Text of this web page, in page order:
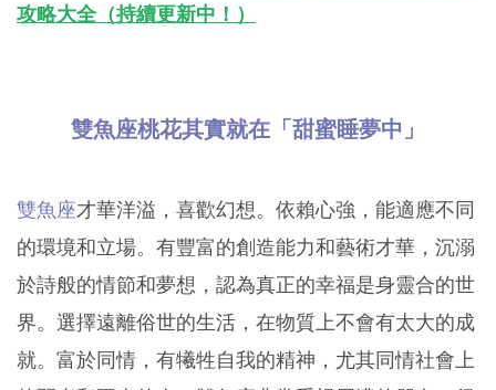
攻略大全（持續更新中！）
雙魚座桃花其實就在「甜蜜睡夢中」
雙魚座才華洋溢，喜歡幻想。依賴心強，能適應不同
的環境和立場。有豐富的創造能力和藝術才華，沉溺
於詩般的情節和夢想，認為真正的幸福是身靈合的世
界。選擇遠離俗世的生活，在物質上不會有太大的成
就。富於同情，有犧牲自我的精神，尤其同情社會上